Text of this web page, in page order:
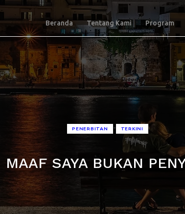
Beranda Tentang Kami Program
PENERBITAN • TERKINI
MAAF SAYA BUKAN